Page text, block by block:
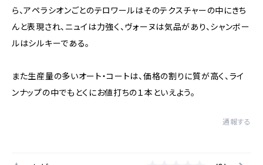
ら、アペラシオンごとのテロワールはそのテクスチャーの中にきち
んと表現され、ニュイは力強く、ヴォーヌは気品があり、シャンボー
ルはシルキーである。
また生産量の多いオート・コートは、価格の割りに質が高く、ライ
ンナップの中でもとくにお値打ちの１本といえよう。
通報する